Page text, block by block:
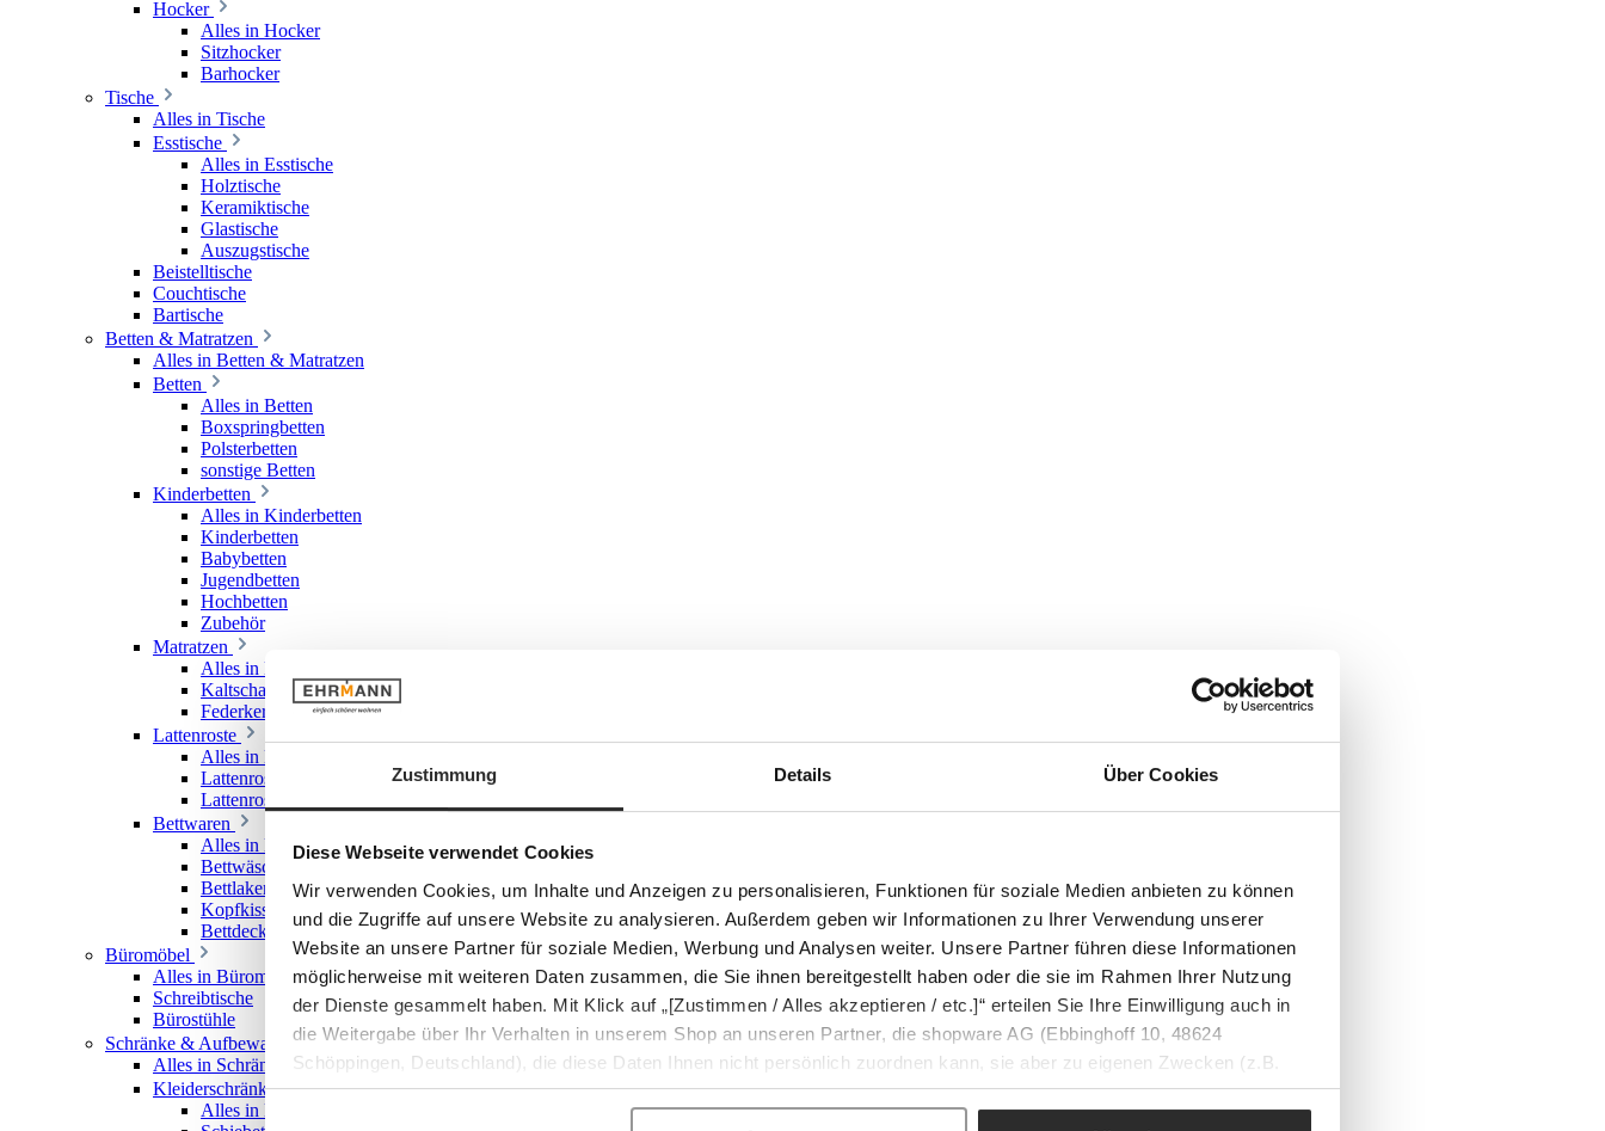
Zustimmung Details Über Cookies
Diese Webseite verwendet Cookies
Wir verwenden Cookies, um Inhalte und Anzeigen zu personalisieren, Funktionen für soziale Medien anbieten zu können
und die Zugriffe auf unsere Website zu analysieren. Außerdem geben wir Informationen zu Ihrer Verwendung unserer
Website an unsere Partner für soziale Medien, Werbung und Analysen weiter. Unsere Partner führen diese Informationen
möglicherweise mit weiteren Daten zusammen, die Sie ihnen bereitgestellt haben oder die sie im Rahmen Ihrer Nutzung
der Dienste gesammelt haben. Mit Klick auf „[Zustimmen / Alles akzeptieren / etc.]“ erteilen Sie Ihre Einwilligung auch in
die Weitergabe über Ihr Verhalten in unserem Shop an unseren Partner, die shopware AG (Ebbinghoff 10, 48624
Schöppingen, Deutschland), die diese Daten Ihnen nicht persönlich zuordnen kann, sie aber zu eigenen Zwecken (z.B.
Produktverbesserungen, Marktverhaltensanalysen) verarbeiten darf.
Hocker
Alles in Hocker
Sitzhocker
Barhocker
Tische
Alles in Tische
Esstische
Alles in Esstische
Holztische
Keramiktische
Glastische
Auszugstische
Beistelltische
Couchtische
Bartische
Betten & Matratzen
Alles in Betten & Matratzen
Betten
Alles in Betten
Boxspringbetten
Polsterbetten
sonstige Betten
Kinderbetten
Alles in Kinderbetten
Kinderbetten
Babybetten
Jugendbetten
Hochbetten
Zubehör
Matratzen
Alles in Matratzen
Kaltschaummatratzen
Federkernmatratzen
Lattenroste
Alles in Lattenroste
Lattenroste starr
Lattenroste verstellbar
Bettwaren
Alles in Bettwaren
Bettwäsche
Bettlaken & Spannlaken
Kopfkissen
Bettdecken
Büromöbel
Alles in Büromöbel
Schreibtische
Bürostühle
Schränke & Aufbewahrung
Alles in Schränke & Aufbewahrung
Kleiderschränke
Alles in Kleiderschränke